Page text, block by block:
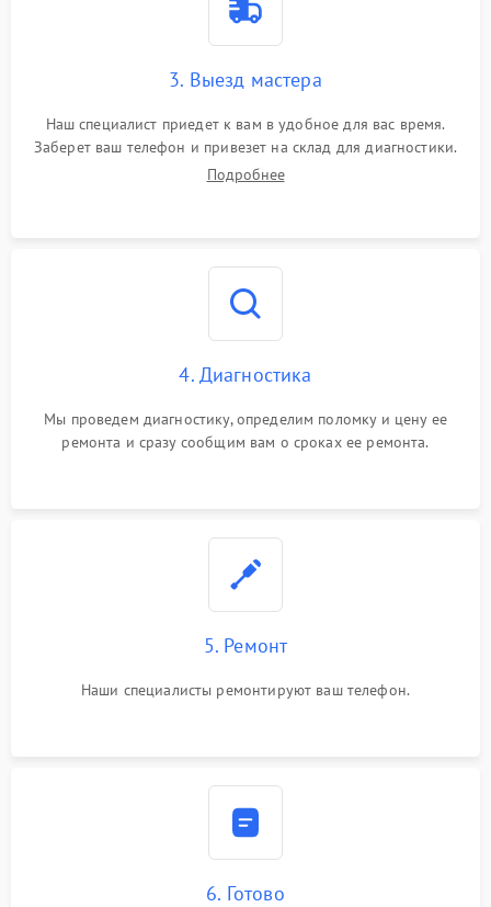
3. Выезд мастера
Наш специалист приедет к вам в удобное для вас время.
Заберет ваш телефон и привезет на склад для диагностики.
Подробнее
4. Диагностика
Мы проведем диагностику, определим поломку и цену ее
ремонта и сразу сообщим вам о сроках ее ремонта.
5. Ремонт
Наши специалисты ремонтируют ваш телефон.
6. Готово